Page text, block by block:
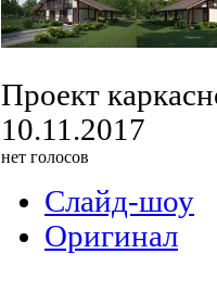
Проект
10.11.2017
нет голосов
Слайд-шоу
Оригинал